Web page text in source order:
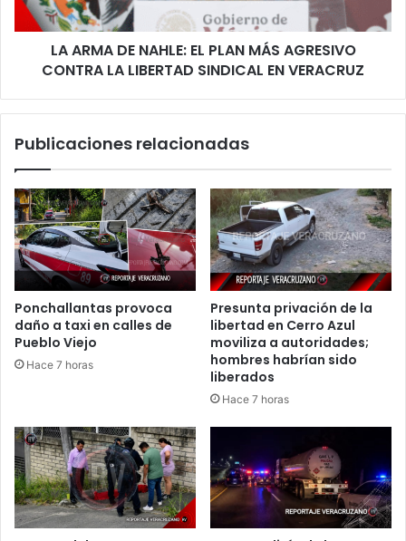
AGRESIVO
CONTRA
LIBERTAD
LA ARMA DE NAHLE: EL PLAN MÁS AGRESIVO
CONTRA LA LIBERTAD SINDICAL EN VERACRUZ
Publicaciones relacionadas
Ponchallantas provoca
daño a taxi en calles de
Pueblo Viejo
Hace 7 horas
Presunta privación de la
libertad en Cerro Azul
moviliza a autoridades;
hombres habrían sido
liberados
Hace 7 horas